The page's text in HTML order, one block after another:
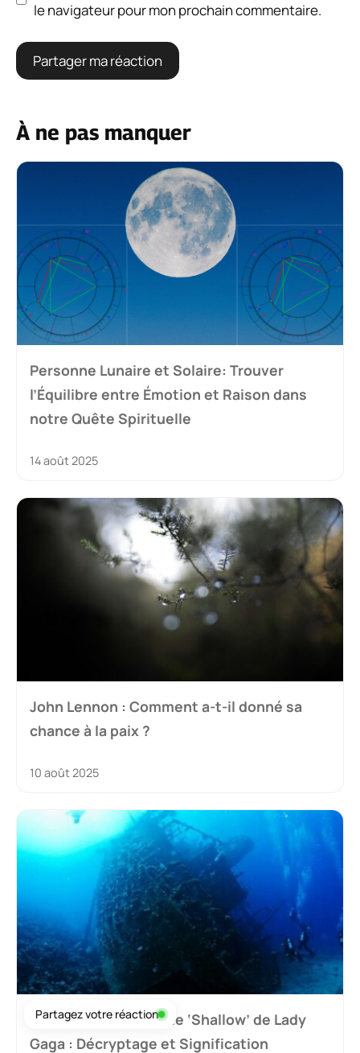
le navigateur pour mon prochain commentaire.
À ne pas manquer
Personne Lunaire et Solaire: Trouver
l’Équilibre entre Émotion et Raison dans
notre Quête Spirituelle
14 août 2025
John Lennon : Comment a-t-il donné sa
chance à la paix ?
10 août 2025
Plongée dans l’âme de ‘Shallow’ de Lady
Gaga : Décryptage et Signification
Partagez votre réaction